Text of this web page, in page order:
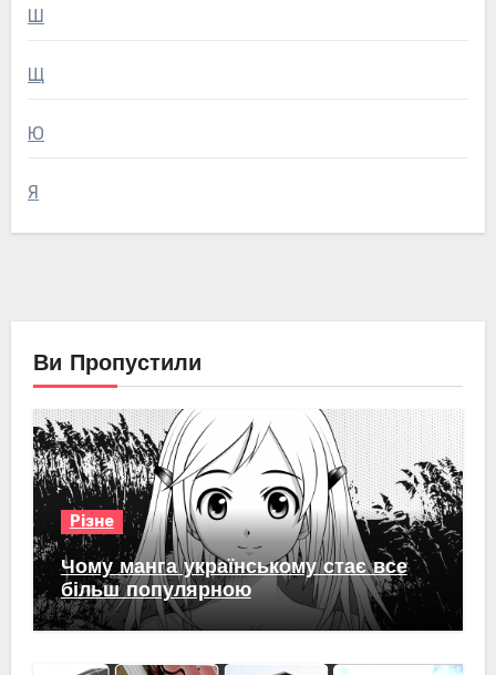
Ш
Щ
Ю
Я
Ви Пропустили
Різне
Чому манга українському стає все
більш популярною